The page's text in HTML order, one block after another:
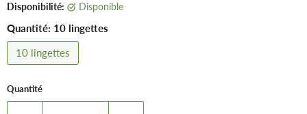
Disponibilité: Disponible
Quantité: 10 lingettes
10 lingettes
Quantité